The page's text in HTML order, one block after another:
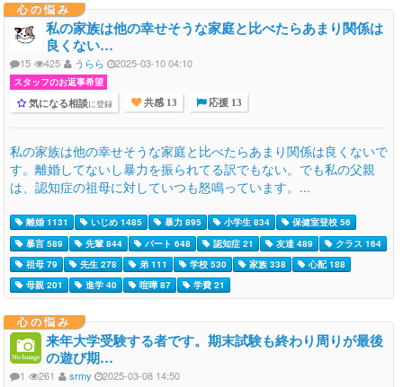
心の悩み
私の家族は他の幸せそうな家庭と比べたらあまり関係は
良くない…
15 425 うらら 2025-03-10 04:10
スタッフのお返事希望
気になる相談に登録 共感 13 応援 13
私の家族は他の幸せそうな家庭と比べたらあまり関係は良くないで
す。離婚してないし暴力を振られてる訳でもない。でも私の父親
は、認知症の祖母に対していつも怒鳴っています。...
離婚 1131 いじめ 1485 暴力 895 小学生 834
保健室登校 56
暴言 589
先輩 844 パート 648 認知症 21 友達 489
クラス 164
祖母 79
先生 278 弟 111 学校 530 家族 338
心配 188
母親 201
進学 40 喧嘩 87 学費 21
心の悩み
来年大学受験する者です。期末試験も終わり周りが最後
の遊び期…
1 261 srmy 2025-03-08 14:50